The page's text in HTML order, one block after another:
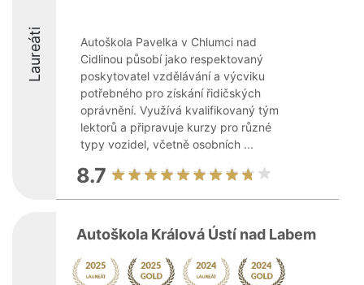
Laureáti
Autoškola Pavelka v Chlumci nad
Cidlinou působí jako respektovaný
poskytovatel vzdělávání a výcviku
potřebného pro získání řidičských
oprávnění. Využívá kvalifikovaný tým
lektorů a připravuje kurzy pro různé
typy vozidel, včetně osobních ...
8.7
Autoškola Králová Ústí nad Labem